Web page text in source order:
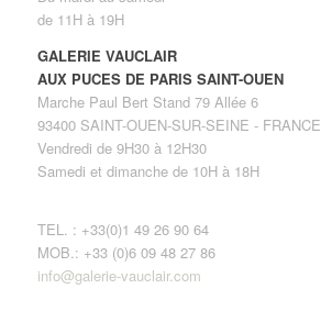
de 11H à 19H
GALERIE VAUCLAIR
AUX PUCES DE PARIS SAINT-OUEN
Marche Paul Bert Stand 79 Allée 6
93400 SAINT-OUEN-SUR-SEINE - FRANCE
Vendredi de 9H30 à 12H30
Samedi et dimanche de 10H à 18H
TEL. : +33(0)1 49 26 90 64
MOB.: +33 (0)6 09 48 27 86
info@galerie-vauclair.com